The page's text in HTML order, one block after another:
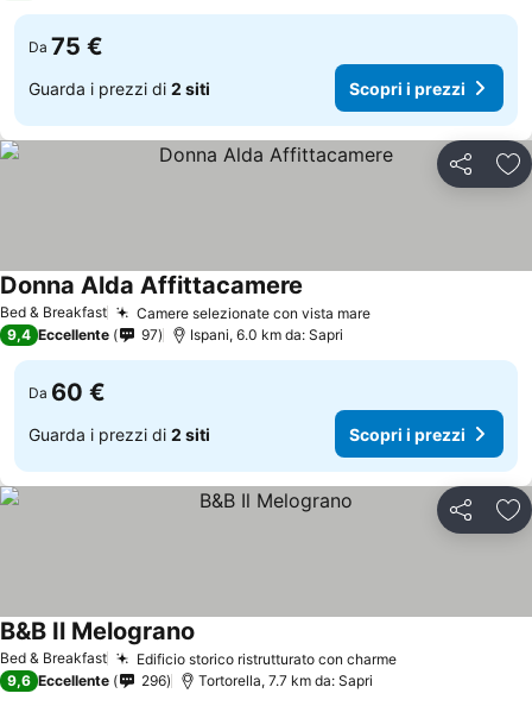
Da 75 €
Guarda i prezzi di 2 siti Scopri i prezzi
Condividi
Bed & Breakfast Camere selezionate con vista mareScopri i prezzi
Donna Alda Affittacamere
9,4 Eccellente 97 Ispani, 6.0 km da: Sapri
Da 60 €
Guarda i prezzi di 2 siti Scopri i prezzi
Condividi
Bed & Breakfast Edificio storico ristrutturato con charmeScopri i prezzi
B&B Il Melograno
9,6 Eccellente 296 Tortorella, 7.7 km da: Sapri